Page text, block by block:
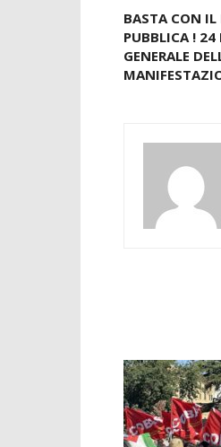
BASTA CON IL
PUBBLICA ! 24
GENERALE